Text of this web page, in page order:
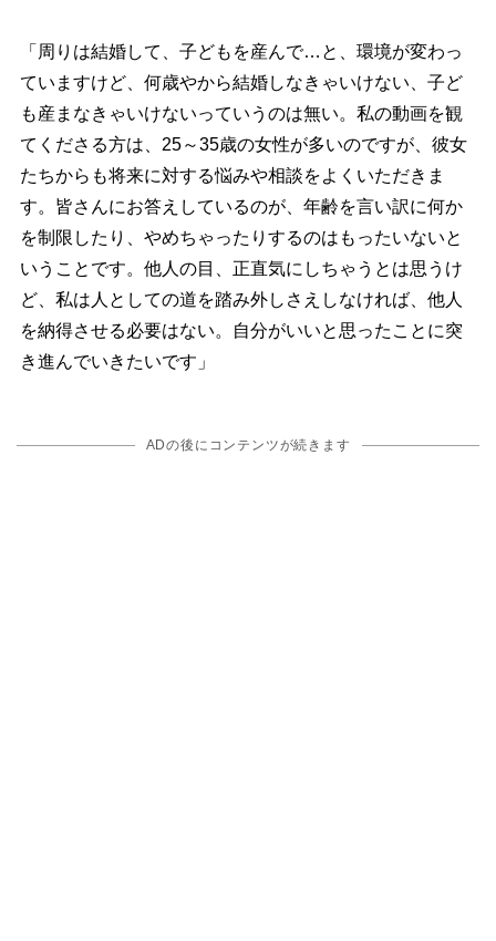
「周りは結婚して、子どもを産んで…と、環境が変わっ
ていますけど、何歳やから結婚しなきゃいけない、子ど
も産まなきゃいけないっていうのは無い。私の動画を観
てくださる方は、25～35歳の女性が多いのですが、彼女
たちからも将来に対する悩みや相談をよくいただきま
す。皆さんにお答えしているのが、年齢を言い訳に何か
を制限したり、やめちゃったりするのはもったいないと
いうことです。他人の目、正直気にしちゃうとは思うけ
ど、私は人としての道を踏み外しさえしなければ、他人
を納得させる必要はない。自分がいいと思ったことに突
き進んでいきたいです」
ADの後にコンテンツが続きます